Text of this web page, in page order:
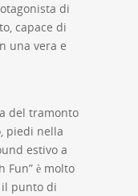
di
capace di
una vera e
del tramonto
piedi nella
estivo a
Fun” è molto
il punto di